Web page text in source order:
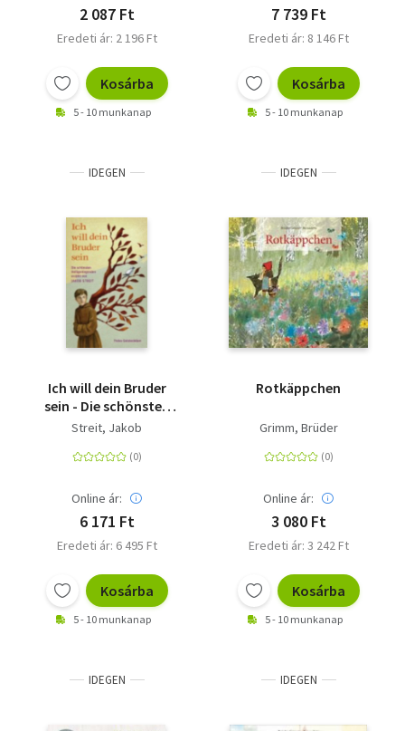
2 087 Ft
Eredeti ár: 2 196 Ft
Kosárba
5 - 10 munkanap
7 739 Ft
Eredeti ár: 8 146 Ft
Kosárba
5 - 10 munkanap
IDEGEN
Ich will dein Bruder
sein - Die schönsten
Heiligenlegenden
Streit, Jakob
Online ár:
6 171 Ft
Eredeti ár: 6 495 Ft
Kosárba
5 - 10 munkanap
IDEGEN
Rotkäppchen
Grimm, Brüder
Online ár:
3 080 Ft
Eredeti ár: 3 242 Ft
Kosárba
5 - 10 munkanap
IDEGEN IDEGEN